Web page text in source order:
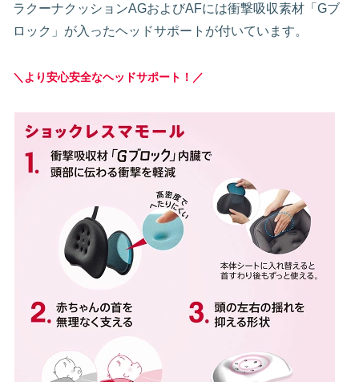
ラクーナクッションAGおよびAFには衝撃吸収素材「Gブ
ロック」が入ったヘッドサポートが付いています。
＼より安心安全なヘッドサポート！／